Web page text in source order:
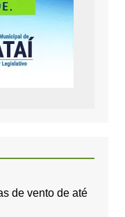
de vento de até